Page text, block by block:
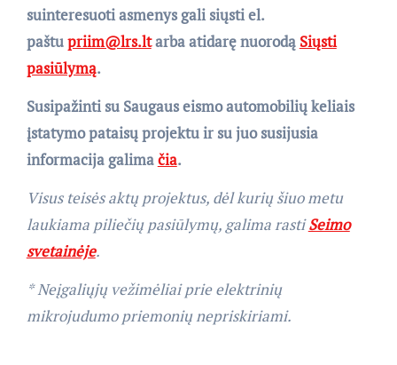
suinteresuoti asmenys gali siųsti el.
paštupriim@lrs.ltarba atidarę nuorodą Siųsti
pasiūlymą.
Susipažinti su Saugaus eismo automobilių keliais
įstatymo pataisų projektu ir su juo susijusia
informacija galimačia.
Visus teisės aktų projektus, dėl kurių šiuo metu
laukiama piliečių pasiūlymų, galima rastiSeimo
svetainėje.
*Neįgaliųjų vežimėliai prie elektrinių
mikrojudumo priemonių nepriskiriami.